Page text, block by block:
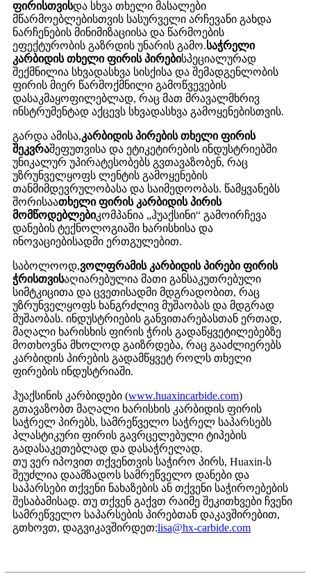
ფირისთვისდა სხვა თხელი მასალები
მწარმოებლებისთვის სასურველი არჩევანი გახდა
ნარჩენების მინიმიზაციისა და წარმოების
ეფექტურობის გაზრდის უნარის გამო.საჭრელი
კარბიდის თხელი ფირის პირებისპეციალურად
შექმნილია სხვადასხვა სისქისა და შემადგენლობის
ფირის მიერ წარმოქმნილი გამოწვევების
დასაკმაყოფილებლად, რაც მათ მრავალმხრივ
ინსტრუმენტად აქცევს სხვადასხვა გამოყენებისთვის.
გარდა ამისა,კარბიდის პირების თხელი ფირის
შეკვრაშეფუთვისა და ეტიკეტირების ინდუსტრიებში
უნიკალურ უპირატესობებს გვთავაზობენ, რაც
უზრუნველყოფს ლენტის გამოყენების
თანმიმდევრულობასა და საიმედოობას. წამყვანებს
შორისაათხელი ფირის კარბიდის პირის
მომწოდებლებიკომპანია „ჰუაქსინი“ გამოირჩევა
დანების ტექნოლოგიაში ხარისხისა და
ინოვაციებისადმი ერთგულებით.
საბოლოოდ,ვოლფრამის კარბიდის პირები ფირის
ჭრისთვისაღიარებულია მათი განსაკუთრებული
სიმტკიცითა და ცვეთისადმი მდგრადობით, რაც
უზრუნველყოფს ხანგრძლივ მუშაობას და მდგრად
მუშაობას. ინდუსტრიების განვითარებასთან ერთად,
მაღალი ხარისხის ფირის ჭრის გადაწყვეტილებებზე
მოთხოვნა მხოლოდ გაიზრდება, რაც გააძლიერებს
კარბიდის პირების გადამწყვეტ როლს თხელი
ფირების ინდუსტრიაში.
ჰუაქსინის კარბიდები (www.huaxincarbide.com)
გთავაზობთ მაღალი ხარისხის კარბიდის ფირის
საჭრელ პირებს, სამრეწველო საჭრელ საპარსებს
პლასტიკური ფირის გავრცელებული ტიპების
გადასაკეთებლად და დასაჭრელად.
თუ ვერ იპოვით თქვენთვის საჭირო პირს, Huaxin-ს
შეუძლია დაამზადოს სამრეწველო დანები და
საპარსები თქვენი ნახაზების ან თქვენი საჭიროებების
შესაბამისად. თუ თქვენ გაქვთ რაიმე შეკითხვები ჩვენი
სამრეწველო საპარსების პირებთან დაკავშირებით,
გთხოვთ, დაგვიკავშირდეთ:lisa@hx-carbide.com